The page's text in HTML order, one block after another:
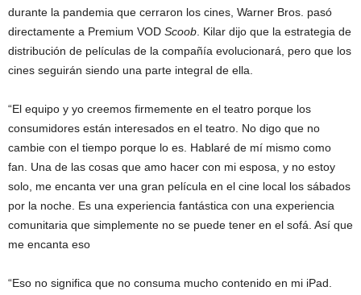
durante la pandemia que cerraron los cines, Warner Bros. pasó
directamente a Premium VOD Scoob . Kilar dijo que la estrategia de
distribución de películas de la compañía evolucionará, pero que los
cines seguirán siendo una parte integral de ella.
“El equipo y yo creemos firmemente en el teatro porque los
consumidores están interesados ​​en el teatro. No digo que no
cambie con el tiempo porque lo es. Hablaré de mí mismo como
fan. Una de las cosas que amo hacer con mi esposa, y no estoy
solo, me encanta ver una gran película en el cine local los sábados
por la noche. Es una experiencia fantástica con una experiencia
comunitaria que simplemente no se puede tener en el sofá. Así que
me encanta eso
“Eso no significa que no consuma mucho contenido en mi iPad.